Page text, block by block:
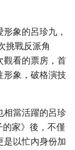
象的呂珍九，
挑戰反派角
觀看的票房，首
形象，破格演技
相當活躍的呂珍
家》後，不僅
是以忙內身份加